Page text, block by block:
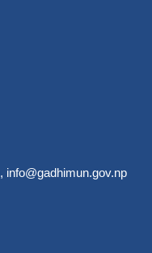
, info@gadhimun.gov.np